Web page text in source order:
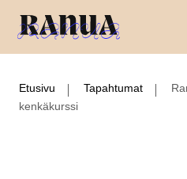
Etusivu Tapahtumat
kenkäkurssi